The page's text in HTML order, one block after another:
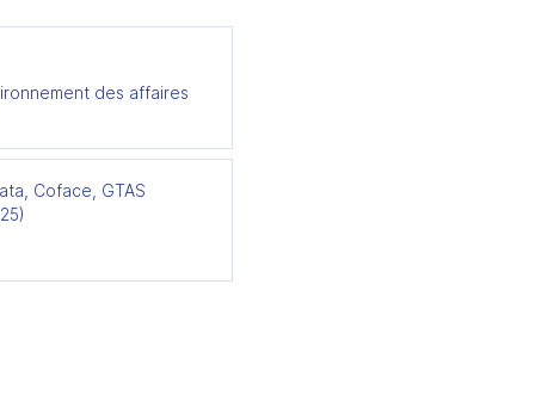
des affaires
Coface, GTAS